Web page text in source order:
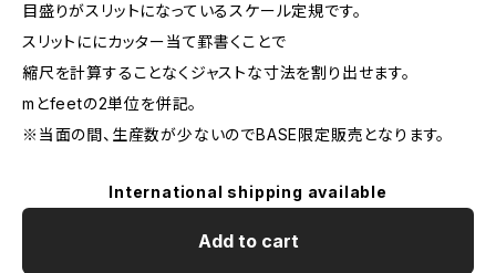
目盛りがスリットになっているスケール定規です。
スリットににカッター当て罫書くことで
縮尺を計算することなくジャストな寸法を割り出せます。
mとfeetの2単位を併記。
※当面の間、生産数が少ないのでBASE限定販売となります。
International shipping available
Add to cart